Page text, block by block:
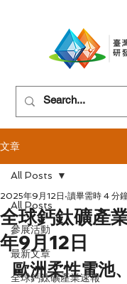
文章
All Posts
參展活動
最新文章
全球鈣鈦礦產業速報
All Posts
全球鈣鈦礦產
年9月12日
2025年9月12日 讀畢需時 4 分
歐洲柔性電池